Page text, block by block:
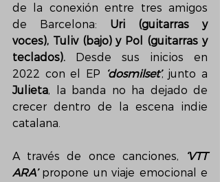
de la conexión entre tres amigos
de Barcelona: Uri (guitarras y
voces), Tuliv (bajo) y Pol (guitarras y
teclados). Desde sus inicios en
2022 con el EP
‘dosmilset’
Julieta, la banda no ha dejado de
crecer dentro de la escena indie
catalana.
A través de once canciones,
‘VTT
ARA’ propone un viaje emocional e